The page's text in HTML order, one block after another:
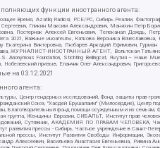
функции иностранного агента:
Время, Azatliq Radiosi, PCE/PC, Сибирь.Реалии,
Гликин Максим Александрович, Маняхин Петр
Постернак Алексей Евгеньевич, Телеканал
2021, Важные иноагенты, Каткова Вероника
Екатерина Викторовна, Любарев Аркадий Ефимович,
ЖУРНАЛИСТ-ИНОСТРАННЫЙ АГЕНТ, Вольтская Татьяна
Foundation, Stichting Bellingcat, Якутия – Наше
призыв, Еланчик Олег Александрович,
на 03.12.2021
агента:
Центр гендерных исследований, Фонд защиты
Союз, "Хасдей Ерушалаим" (Милосердие),
фонд помощи осужденным и их семьям,
Женщины Евразии, СИБАЛЬТ, Институт прав
Сутяжник, АКАДЕМИЯ ПО ПРАВАМ ЧЕЛОВЕКА,
прессы - Сибирь, Частное учреждение в Санкт-
прессы, Институт Развития Свободы Информации,
Алексеевич, Васильева Анастасия Евгеньевна,